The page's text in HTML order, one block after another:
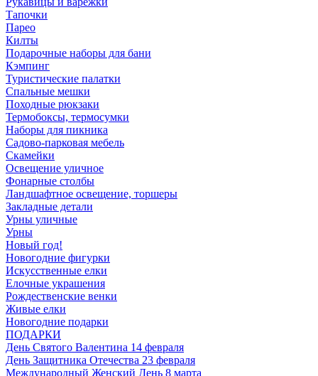
Тапочки
Парео
Килты
Подарочные наборы для бани
Кэмпинг
Туристические палатки
Спальные мешки
Походные рюкзаки
Термобоксы, термосумки
Наборы для пикника
Садово-парковая мебель
Скамейки
Освещение уличное
Фонарные столбы
Ландшафтное освещение, торшеры
Закладные детали
Урны уличные
Урны
Новый год!
Новогодние фигурки
Искусственные елки
Елочные украшения
Рождественские венки
Живые елки
Новогодние подарки
ПОДАРКИ
День Святого Валентина 14 февраля
День Защитника Отечества 23 февраля
Международный Женский День 8 марта